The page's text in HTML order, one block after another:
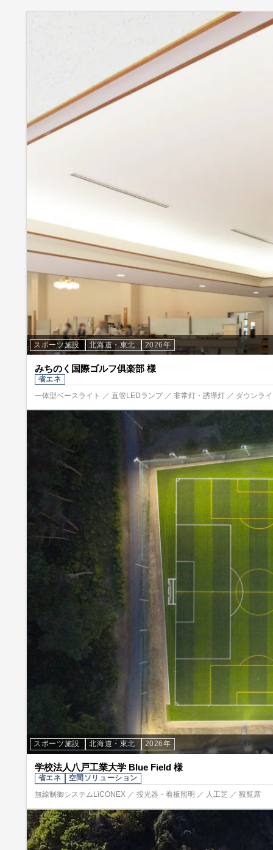
スポーツ施設 北海道・東北 2026年
みちのく国際ゴルフ俱楽部 様
省エネ
一体型ベースライト ／ 直管LEDランプ ／ 非常灯・誘導灯 ／ ダウンラ
スポーツ施設 北海道・東北 2026年
学校法人八戸工業大学 Blue Field 様
省エネ
空間ソリューション
無線制御システムLiCONEX ／ 投光器・看板照明 ／ 人工芝 ／ 観覧席